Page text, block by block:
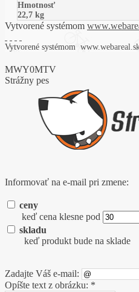
Hmotnosť
22,7 kg
Vytvorené systémom
Vytvorené systémom
MWY0MTV
Strážny pes
Informovať na e-mail pri zmene:
ceny
keď cena klesne pod
skladu
keď produkt bude na sklade
Zadajte Váš e-mail:
Opíšte text z obrázku: *